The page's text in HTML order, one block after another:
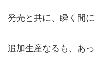
発売と共に、瞬く間
追加生産なるも、あ